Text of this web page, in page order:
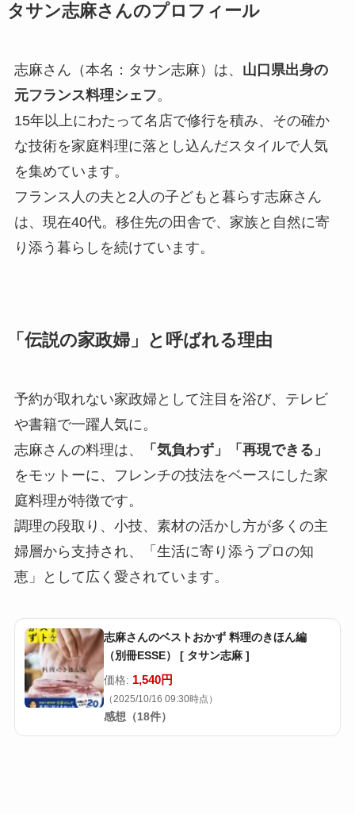
タサン志麻さんのプロフィール
志麻さん（本名：タサン志麻）は、 山口県出身の
元フランス料理シェフ。
15年以上にわたって名店で修行を積み、その確か
な技術を家庭料理に落とし込んだスタイルで人気
を集めています。
フランス人の夫と2人の子どもと暮らす志麻さん
は、現在40代。移住先の田舎で、家族と自然に寄
り添う暮らしを続けています。
「伝説の家政婦」と呼ばれる理由
予約が取れない家政婦として注目を浴び、テレビ
や書籍で一躍人気に。
志麻さんの料理は、
「気負わず」「再現できる」
をモットーに、フレンチの技法をベースにした家
庭料理が特徴です。
調理の段取り、小技、素材の活かし方が多くの主
婦層から支持され、「生活に寄り添うプロの知
恵」として広く愛されています。
志麻さんのベストおかず 料理のきほん編
（別冊ESSE） [ タサン志麻 ]
価格: 1,540円
（2025/10/16 09:30時点）
感想（18件）